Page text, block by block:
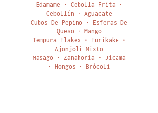
Edamame • Cebolla Frita •
Cebollín • Aguacate
Cubos De Pepino • Esferas De
Queso • Mango
Tempura Flakes • Furikake •
Ajonjolí Mixto
Masago • Zanahoria • Jícama
• Hongos • Brócoli